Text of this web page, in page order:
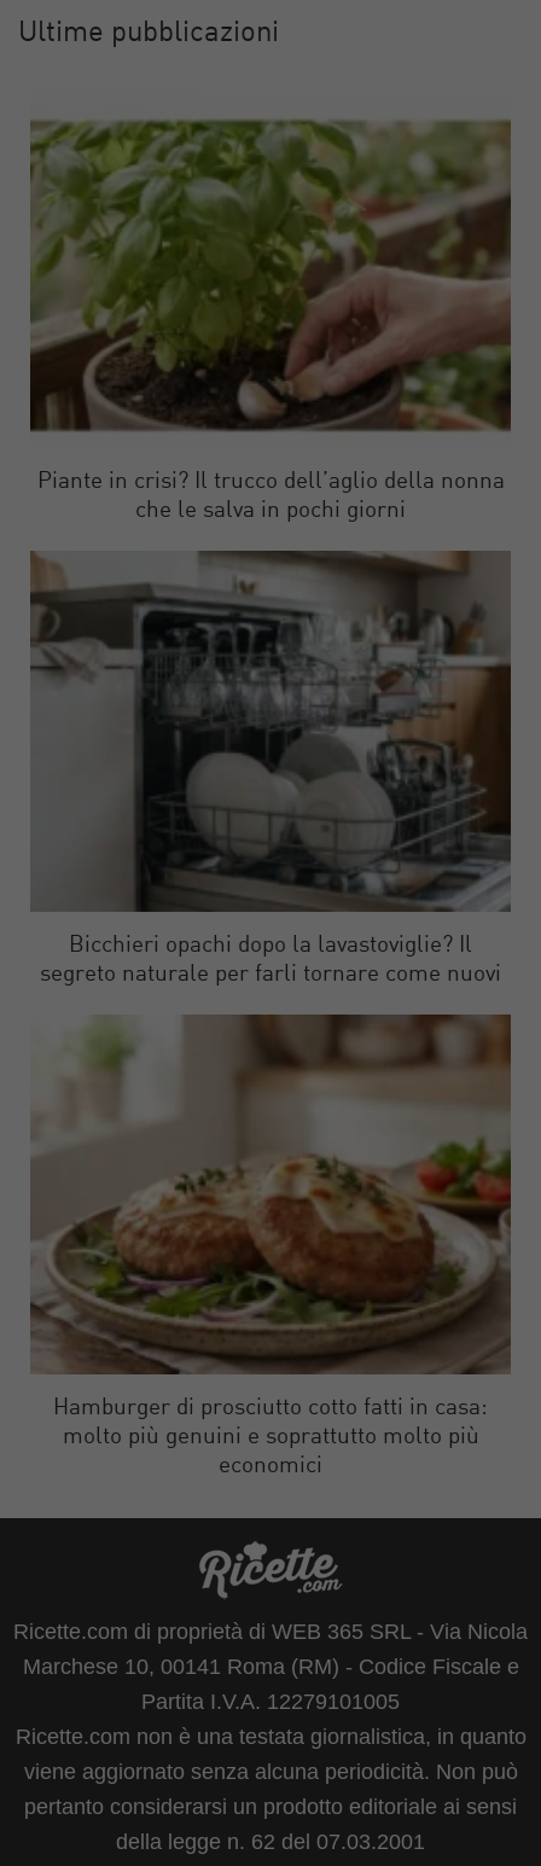
Ultime pubblicazioni
Piante in crisi? Il trucco dell’aglio della nonna
che le salva in pochi giorni
Bicchieri opachi dopo la lavastoviglie? Il
segreto naturale per farli tornare come nuovi
Hamburger di prosciutto cotto fatti in casa:
molto più genuini e soprattutto molto più
economici
Ricette.com di proprietà di WEB 365 SRL - Via Nicola
Marchese 10, 00141 Roma (RM) - Codice Fiscale e
Partita I.V.A. 12279101005
Ricette.com non è una testata giornalistica, in quanto
viene aggiornato senza alcuna periodicità. Non può
pertanto considerarsi un prodotto editoriale ai sensi
della legge n. 62 del 07.03.2001